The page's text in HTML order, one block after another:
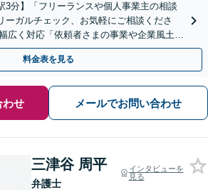
3分】「フリーランスや個人事業主の相談
ーガルチェック、お気軽にご相談くださ
広く対応「依頼者さまの事業や企業風土を
提案」【休日・夜間相談可】
料金表を見る
わせ メールでお問い合わせ
三津谷 周平
弁護士
インタビューを
見る